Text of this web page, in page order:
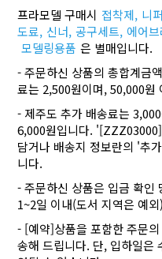
프라모델 구매시 접착제, 니
도료, 신너, 공구세트, 에어
모델링용품 은 별매입니다.
- 주문하신 상품의 총합계금
료는 2,500원이며, 50,000원
- 제주도 추가 배송료는
6,000원입니다.
담거나 배송지 정보란의 '추
니다.
- 주문하신 상품은 입금 확인
1~2일 이내(도서 지역은 예
- [예약]상품을 포함한 주문
송해 드립니다. 단, 입하일은